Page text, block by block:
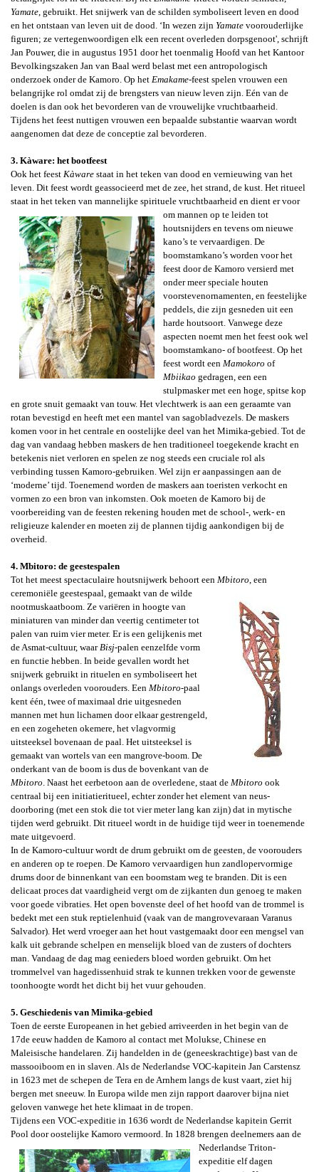
Yamate gebruikt. Het snijwerk van de schilden symboliseert leven en dood
en het ontstaan van leven uit de dood. ‘In wezen zijn Yamate voorouderlijke
figuren; ze vertegenwoordigen elk een recent overleden dorpsgenoot', schrijft
Jan Pouwer, die in augustus 1951 door het toenmalig Hoofd van het Kantoor
Bevolkingszaken Jan van Baal werd belast met een antropologisch
onderzoek onder de Kamoro. Op het Emakame-feest spelen vrouwen een
belangrijke rol omdat zij de brengsters van nieuw leven zijn. Eén van de
doelen is dan ook het bevorderen van de vrouwelijke vruchtbaarheid.
Tijdens het feest nuttigen vrouwen een bepaalde substantie waarvan wordt
aangenomen dat deze de conceptie zal bevorderen.
3. Kàware: het bootfeest
Ook het feest Kàware staat in het teken van dood en vernieuwing van het
leven. Dit feest wordt geassocieerd met de zee, het strand, de kust. Het ritueel
staat in het teken van mannelijke spirituele vruchtbaarheid en dient er voor
om mannen op te leiden tot
houtsnijders en tevens om nieuwe
kano’s te vervaardigen. De
boomstamkano’s worden voor het
feest door de Kamoro versierd met
onder meer speciale houten
voorstevenornamenten, en feestelijke
peddels, die zijn gesneden uit een
harde houtsoort. Vanwege deze
aspecten noemt men het feest ook wel
boomstamkano- of bootfeest. Op het
feest wordt een Mamokoro of
Mbiikao gedragen, een een
stulpmasker met een hoge, spitse kop
en grote snuit gemaakt van touw. Het vlechtwerk is aan een geraamte van
rotan bevestigd en heeft met een mantel van sagobladvezels. De maskers
komen voor in het centrale en oostelijke deel van het Mimika-gebied. Tot de
dag van vandaag hebben maskers de hen traditioneel toegekende kracht en
betekenis niet verloren en spelen ze nog steeds een cruciale rol als
verbinding tussen Kamoro-gebruiken. Wel zijn er aanpassingen aan de
‘moderne’ tijd. Toenemend worden de maskers aan toeristen verkocht en
vormen zo een bron van inkomsten. Ook moeten de Kamoro bij de
voorbereiding van de feesten rekening houden met de school-, werk- en
religieuze kalender en moeten zij de plannen tijdig aankondigen bij de
overheid.
4. Mbitoro: de geestespalen
Tot het meest spectaculaire houtsnijwerk behoort een Mbitoro , een
ceremoniële geestespaal, gemaakt van de wilde
nootmuskaatboom. Ze variëren in hoogte van
miniaturen van minder dan veertig centimeter tot
palen van ruim vier meter. Er is een gelijkenis met
de Asmat-cultuur, waar Bisj-palen eenzelfde vorm
en functie hebben. In beide gevallen wordt het
snijwerk gebruikt in rituelen en symboliseert het
onlangs overleden voorouders. Een Mbitoro-paal
kent één, twee of maximaal drie uitgesneden
mannen met hun lichamen door elkaar gestrengeld,
en een zogeheten okemere , het vlagvormig
uitsteeksel bovenaan de paal. Het uitsteeksel is
gemaakt van wortels van een mangrove-boom. De
onderkant van de boom is dus de bovenkant van de
Mbitoro . Naast het eerbetoon aan de overledene, staat de Mbitoro ook
centraal bij een initiatieritueel, echter zonder het element van neus-
doorboring (met een stok die tot vier meter lang kan zijn) dat in mytische
tijden werd gebruikt. Dit ritueel wordt in de huidige tijd weer in toenemende
mate uitgevoerd
In de Kamoro-cultuur wordt de drum gebruikt om de geesten, de voorouders
en anderen op te roepen. De Kamoro vervaardigen hun zandlopervormige
drums door de binnenkant van een boomstam weg te branden. Dit is een
delicaat proces dat vaardigheid vergt om de zijkanten dun genoeg te maken
voor goede vibraties. Het open bovenste deel of het hoofd van de trommel is
bedekt met een stuk reptielenhuid (vaak van de mangrovevaraan Varanus
Salvador). Het werd vroeger aan het hout vastgemaakt door een mengsel van
kalk uit gebrande schelpen en menselijk bloed van de zusters of dochters
man. Vandaag de dag mag eenieders bloed worden gebruikt. Om het
trommelvel van hagedissenhuid strak te kunnen trekken voor de gewenste
toonhoogte wordt het dicht bij het vuur gehouden.
5. Geschiedenis van Mimika-gebied
Toen de eerste Europeanen in het gebied arriveerden in het begin van de
17de eeuw hadden de Kamoro al contact met Molukse, Chinese en
Maleisische handelaren. Zij handelden in de (geneeskrachtige) bast van de
massooiboom en in slaven. Als de Nederlandse VOC-kapitein Jan Carstensz
in 1623 met de schepen de Tera en de Arnhem langs de kust vaart, ziet hij
bergen met sneeuw. In Europa wilde men zijn rapport daarover bijna niet
geloven vanwege het hete klimaat in de tropen.
Tijdens een VOC-expeditie in 1636 wordt de Nederlandse kapitein Gerrit
Pool door oostelijke Kamoro vermoord. In 1828 brengen deelnemers aan de
Nederlandse Triton-
expeditie elf dagen